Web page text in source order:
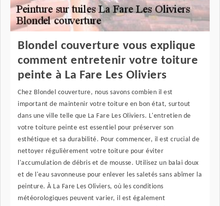
Blondel couverture vous explique
comment entretenir votre toiture
peinte à La Fare Les Oliviers
Chez Blondel couverture, nous savons combien il est
important de maintenir votre toiture en bon état, surtout
dans une ville telle que La Fare Les Oliviers. L'entretien de
votre toiture peinte est essentiel pour préserver son
esthétique et sa durabilité. Pour commencer, il est crucial de
nettoyer régulièrement votre toiture pour éviter
l'accumulation de débris et de mousse. Utilisez un balai doux
et de l'eau savonneuse pour enlever les saletés sans abîmer la
peinture. À La Fare Les Oliviers, où les conditions
météorologiques peuvent varier, il est également